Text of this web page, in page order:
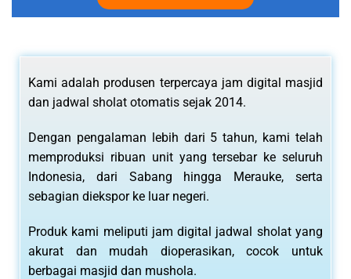
Kami adalah produsen terpercaya jam digital masjid
dan jadwal sholat otomatis sejak 2014.
Dengan pengalaman lebih dari 5 tahun, kami telah
memproduksi ribuan unit yang tersebar ke seluruh
Indonesia, dari Sabang hingga Merauke, serta
sebagian diekspor ke luar negeri.
Produk kami meliputi jam digital jadwal sholat yang
akurat dan mudah dioperasikan, cocok untuk
berbagai masjid dan mushola.